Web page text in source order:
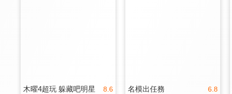
8.6
木曜4超玩 躲藏吧明星 6.8
名模出任務